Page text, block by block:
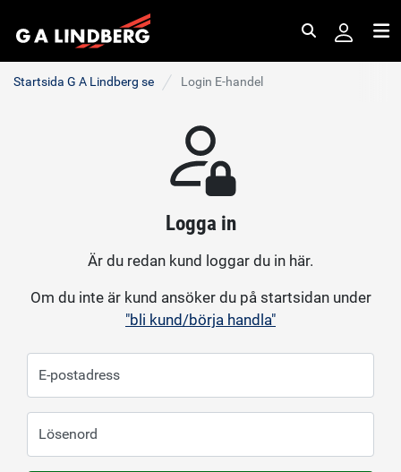
Startsida G A Lindberg se Login E-handel
Logga in
Är du redan kund loggar du in här.
Om du inte är kund ansöker du på startsidan under
"bli kund/börja handla"
E-postadress
Lösenord